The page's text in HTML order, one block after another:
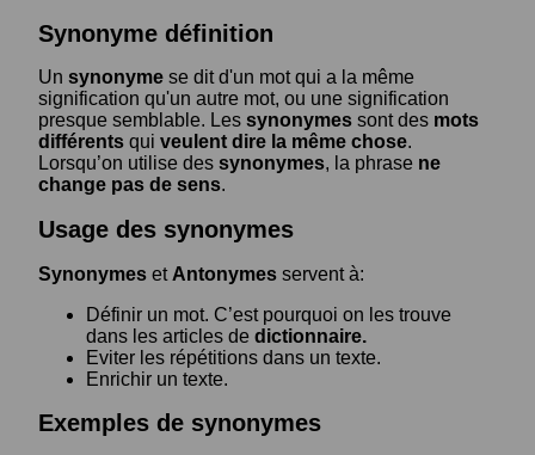
Synonyme définition
Un synonyme se dit d'un mot qui a la même
signification qu'un autre mot, ou une signification
presque semblable. Les synonymes sont des mots
différents qui veulent dire la même chose.
Lorsqu’on utilise des synonymes, la phrase ne
change pas de sens.
Usage des synonymes
Synonymes et Antonymes servent à:
Définir un mot. C’est pourquoi on les trouve
dans les articles de dictionnaire.
Eviter les répétitions dans un texte.
Enrichir un texte.
Exemples de synonymes